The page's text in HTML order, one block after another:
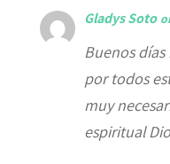
Gladys Soto
Buenos
por todos
muy
espiritual